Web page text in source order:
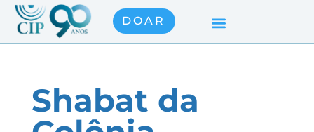
DOAR
Shabat da